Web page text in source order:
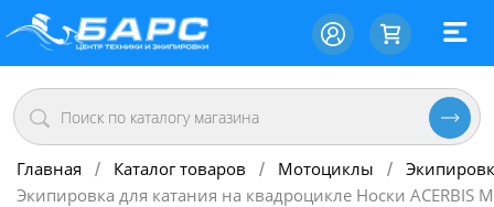
Главная / Каталог товаров / Мотоциклы /
Экипировка для катания на квадроцикле Носки ACERBIS